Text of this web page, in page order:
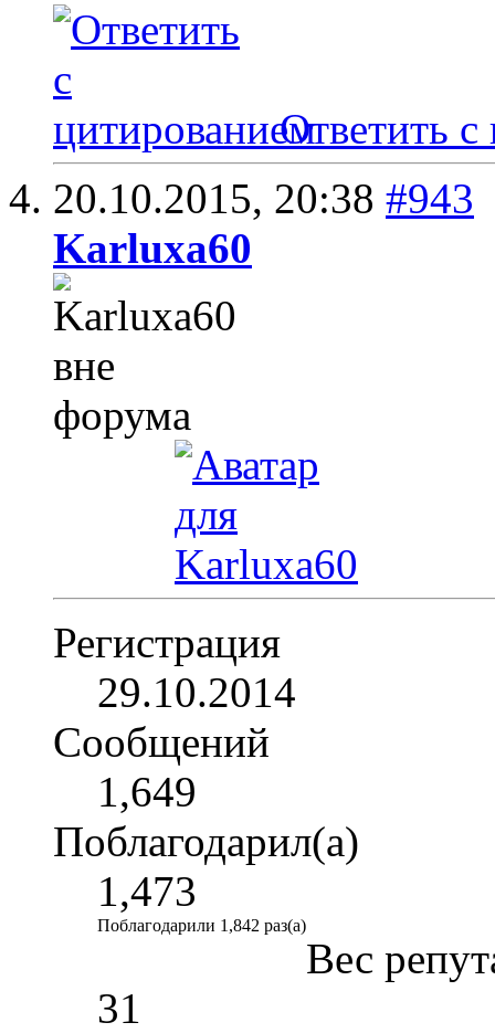
Ответить с
20.10.2015, 20:38 #943
Karluxa60
Регистрация
29.10.2014
Сообщений
1,649
Поблагодарил(а)
1,473
Поблагодарили 1,842 раз(а)
Вес
31